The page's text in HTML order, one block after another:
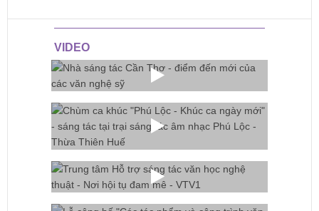
VIDEO